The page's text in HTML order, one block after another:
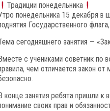
Традиции понедельника
понедельника 15 декабря в
Государственного
сегодняшнего занятия —
с учениками советник по
чем отличается закон
конце занятия ребята пришли к
своих прав и